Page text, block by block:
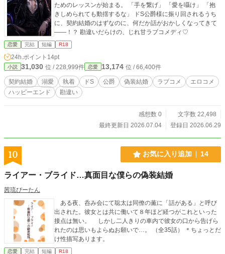
ためのレッスンが始まる。 「手を繋げ」 「愛を囁け」 「抱
きしめられても動揺するな」 ドS公爵様に振り回されるうち
に、契約結婚のはずなのに、何だか話がおかしくなってきて
――！？ 勘違いだらけの、じれ甘ラブコメディ♡
恋愛 完結 短編 R18
24h.ポイント 14pt
小説 31,030 位 / 228,999件 恋愛 13,174 位 / 66,400件
契約結婚 溺愛 執着 ドS 公爵 偽装結婚 ラブコメ
エロコメ
ハッピーエンド
勘違い
感想数 0
文字数 22,498
最終更新日 2026.07.04
登録日 2026.06.29
10 お気に入り追加 14
ライアー・ブライド…真面目な僕らの偽装結婚
茜琉ぴーたん
ある夜、呑み会にて聡太は同僚の薫に「話がある」と呼び
出された。彼女とは共に働いて８年ほど経つがこれといった
接点は無い。 しかし二人きりの車内で彼女の口から告げら
れたのは思いもよらぬお願いで…。 （全35話） ＊ちょっとだ
け性描写あります。
恋愛 完結 短編 R18